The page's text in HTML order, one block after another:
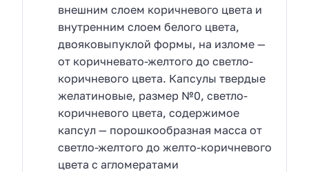
внешним слоем коричневого цвета и
внутренним слоем белого цвета,
двояковыпуклой формы, на изломе —
от коричневато-желтого до светло-
коричневого цвета. Капсулы твердые
желатиновые, размер №0, светло-
коричневого цвета, содержимое
капсул — порошкообразная масса от
светло-желтого до желто-коричневого
цвета с агломератами